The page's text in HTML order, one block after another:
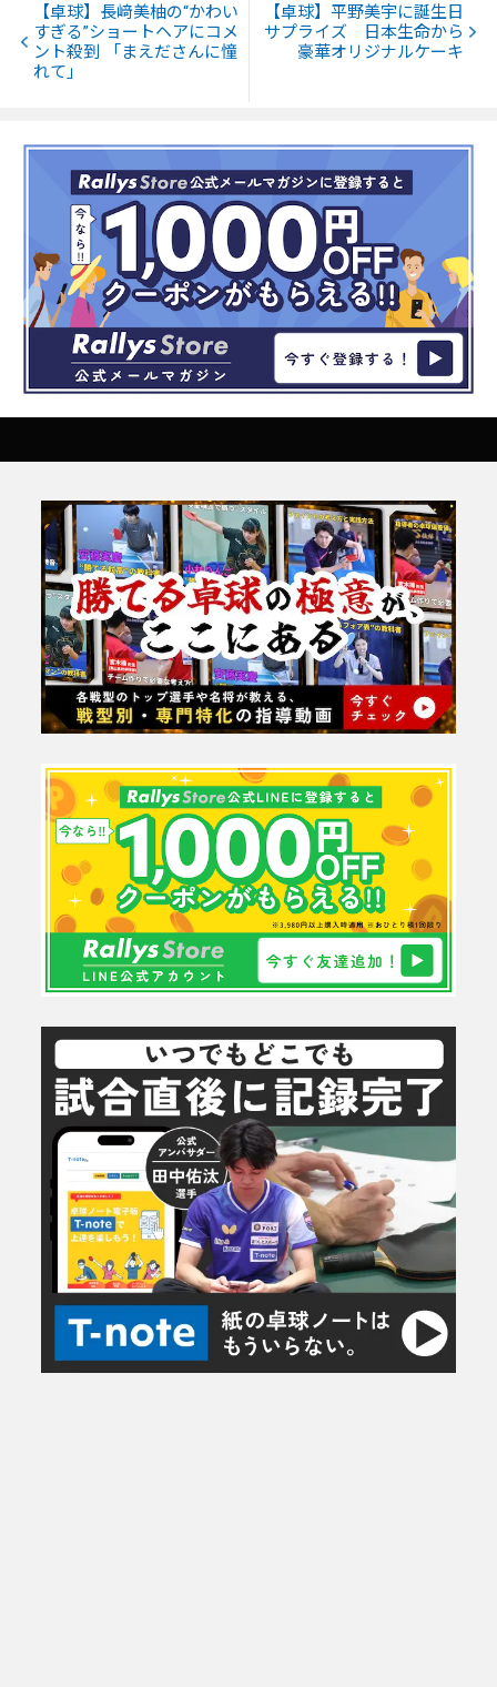
【卓球】長﨑美柚の“かわい
すぎる”ショートヘアにコメ
ント殺到 「まえださんに憧
れて」
【卓球】平野美宇に誕生日
サプライズ 日本生命から
豪華オリジナルケーキ